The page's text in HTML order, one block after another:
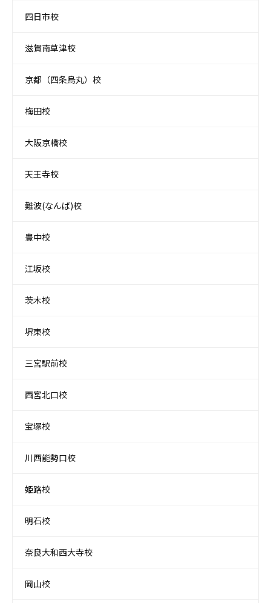
四日市校
滋賀南草津校
京都（四条烏丸）校
梅田校
大阪京橋校
天王寺校
難波(なんば)校
豊中校
江坂校
茨木校
堺東校
三宮駅前校
西宮北口校
宝塚校
川西能勢口校
姫路校
明石校
奈良大和西大寺校
岡山校